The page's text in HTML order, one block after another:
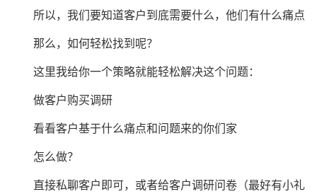
所以，我们要知道客户到底需要什么，他们有什么痛点
那么，如何轻松找到呢？
这里我给你一个策略就能轻松解决这个问题：
做客户购买调研
看看客户基于什么痛点和问题来的你们家
怎么做？
直接私聊客户即可，或者给客户调研问卷（最好有小礼